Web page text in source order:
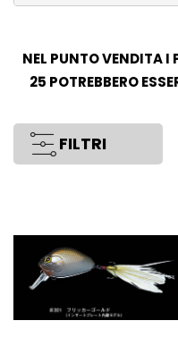
NEL PUNTO VENDITA I
25 POTREBBERO
FILTRI